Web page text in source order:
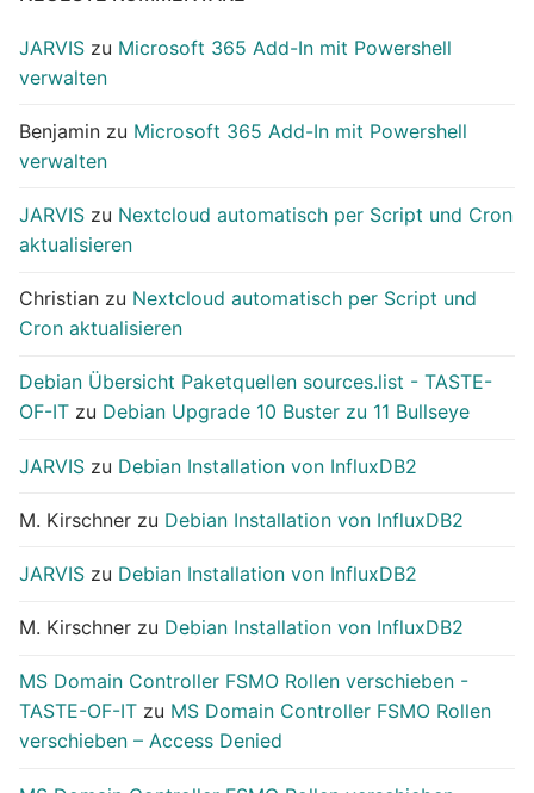
JARVIS zu Microsoft 365 Add-In mit Powershell
verwalten
Benjamin zu Microsoft 365 Add-In mit Powershell
verwalten
JARVIS zu Nextcloud automatisch per Script und Cron
aktualisieren
Christian zu Nextcloud automatisch per Script und
Cron aktualisieren
Debian Übersicht Paketquellen sources.list - TASTE-
OF-IT zu Debian Upgrade 10 Buster zu 11 Bullseye
JARVIS zu Debian Installation von InfluxDB2
M. Kirschner zu Debian Installation von InfluxDB2
JARVIS zu Debian Installation von InfluxDB2
M. Kirschner zu Debian Installation von InfluxDB2
MS Domain Controller FSMO Rollen verschieben -
TASTE-OF-IT zu MS Domain Controller FSMO Rollen
verschieben – Access Denied